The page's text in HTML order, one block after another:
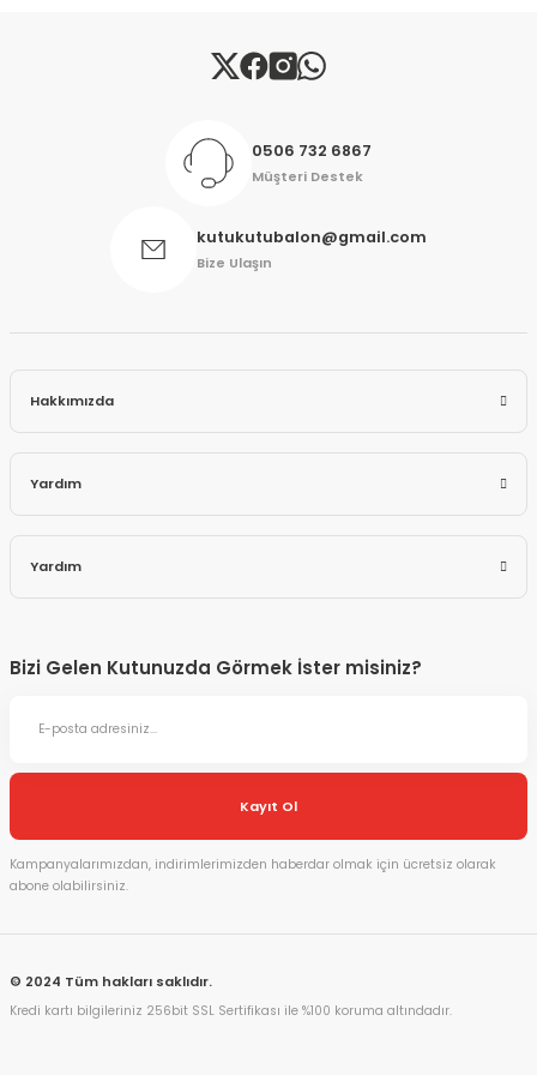
Gönder
0506 732 6867
Müşteri Destek
kutukutubalon@gmail.com
Bize Ulaşın
Hakkımızda
Yardım
Yardım
Bizi Gelen Kutunuzda Görmek İster misiniz?
Kayıt Ol
Kampanyalarımızdan, indirimlerimizden haberdar olmak için ücretsiz olarak
abone olabilirsiniz.
© 2024 Tüm hakları saklıdır.
Kredi kartı bilgileriniz 256bit SSL Sertifikası ile %100 koruma altındadır.